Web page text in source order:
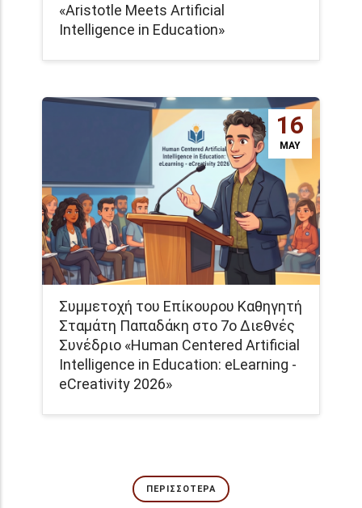
«Aristotle Meets Artificial
Intelligence in Education»
16
MAY
Συμμετοχή του Επίκουρου Καθηγητή
Σταμάτη Παπαδάκη στο 7ο Διεθνές
Συνέδριο «Human Centered Artificial
Intelligence in Education: eLearning -
eCreativity 2026»
ΠΕΡΙΣΣΌΤΕΡΑ